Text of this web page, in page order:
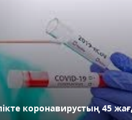
коронавирустың 45